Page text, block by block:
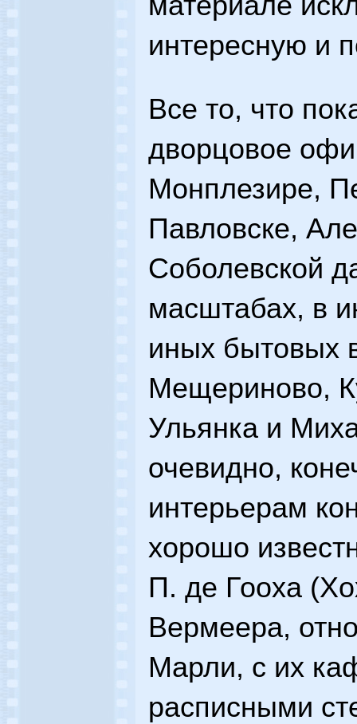
интересную и
Все то, что
дворцовое
Монплезире,
Павловске,
Соболевской
масштабах, в
иных бытовых
Мещериново,
Ульянка и
очевидно,
интерьерам
хорошо
П. де Гооха
Вермеера,
Марли, с их
расписными